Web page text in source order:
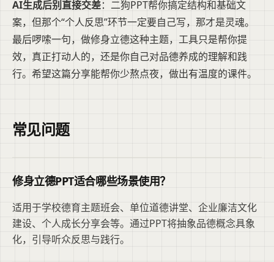
AI生成后别直接交差：二狗PPT帮你搞定结构和基础文
案，但那个“个人反思”环节一定要自己写，那才是灵魂。
最后啰嗦一句，做修身立德这种主题，工具只是帮你提
效，真正打动人的，还是你自己对品德养成的理解和践
行。希望这篇分享能帮你少熬点夜，做出有温度的课件。
常见问题
修身立德PPT适合哪些场景使用？
适用于学校德育主题班会、单位道德讲堂、企业廉洁文化
建设、个人成长分享会等。通过PPT将抽象品德概念具象
化，引导听众反思与践行。